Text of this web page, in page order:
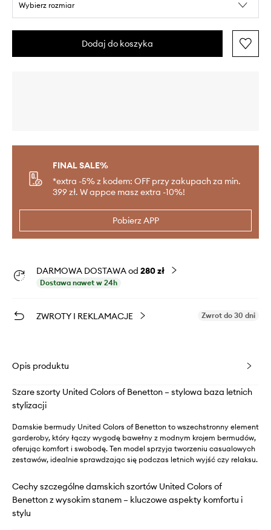
Wybierz rozmiar
Dodaj do koszyka
FINAL SALE%
*extra -5% z kodem: OFF przy zakupach za min.
399 zł. W appce masz extra -10%!
Pobierz APP
DARMOWA DOSTAWA od 280 zł
Dostawa nawet w 24h
ZWROTY I REKLAMACJE Zwrot do 30 dni
Opis produktu
Szare szorty United Colors of Benetton – stylowa baza letnich
stylizacji
Damskie bermudy United Colors of Benetton to wszechstronny element
garderoby, który łączy wygodę bawełny z modnym krojem bermudów,
oferując komfort i swobodę. Ten model sprzyja tworzeniu casualowych
zestawów, idealnie sprawdzając się podczas letnich wyjść czy relaksu.
Cechy szczególne damskich szortów United Colors of
Benetton z wysokim stanem – kluczowe aspekty komfortu i
stylu